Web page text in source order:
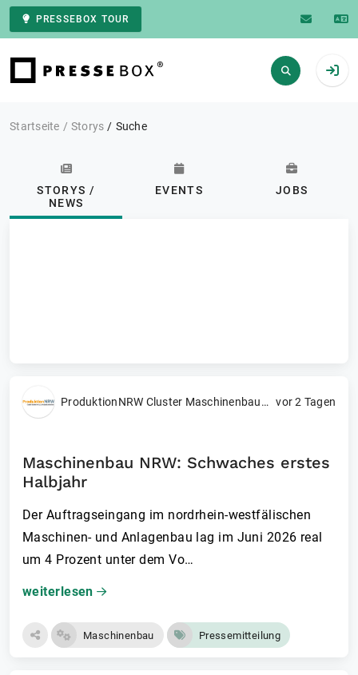
PRESSEBOX TOUR
Zur Startseite
Startseite Storys Suche
STORYS /
NEWS
EVENTS JOBS
ProduktionNRW Cluster Maschinenbau / Produktionstechnik c/o VDMA NRW vor 2 Tagen
Maschinenbau NRW: Schwaches erstes
Halbjahr
Der Auftragseingang im nordrhein-westfälischen
Maschinen- und Anlagenbau lag im Juni 2026 real
um 4 Prozent unter dem Vo…
weiterlesen
Maschinenbau Pressemitteilung